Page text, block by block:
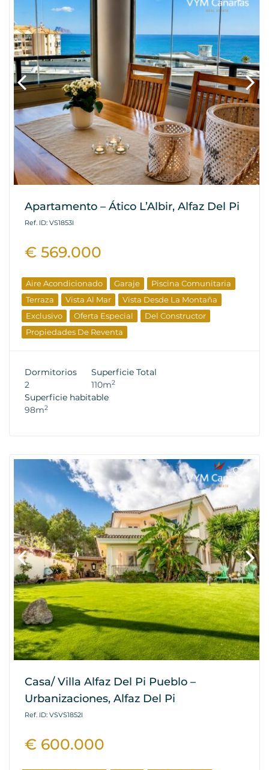
Apartamento – Ático L’Albir, Alfaz Del Pi
Ref. ID: VS1853I
€ 569.000
Aire Acondicionado Garaje
Piscina Comunitaria
Terraza
Vista Al Mar
Vista Desde La Montaña
Exclusivo
Oferta Especial
Del Constructor
Propiedades De Reventa
Dormitorios
2
Superficie Total
110m2
Superficie habitable
98m2
Casa/ Villa Alfaz Del Pi Pueblo –
Urbanizaciones, Alfaz Del Pi
Ref. ID: VSVS1852I
€ 600.000